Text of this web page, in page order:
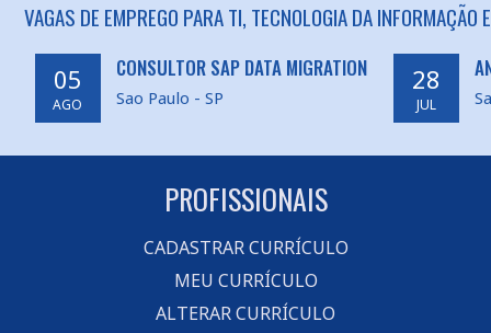
VAGAS DE EMPREGO PARA TI, TECNOLOGIA DA INFORMAÇÃO
05
AGO
CONSULTOR SAP DATA MIGRATION
Sao Paulo - SP
28
JUL
PROFISSIONAIS
CADASTRAR CURRÍCULO
MEU CURRÍCULO
ALTERAR CURRÍCULO